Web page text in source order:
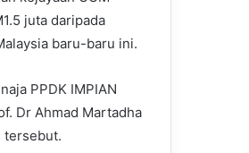
juta daripada
baru-baru ini.
PPDK IMPIAN
Dr Ahmad Martadha
tersebut.